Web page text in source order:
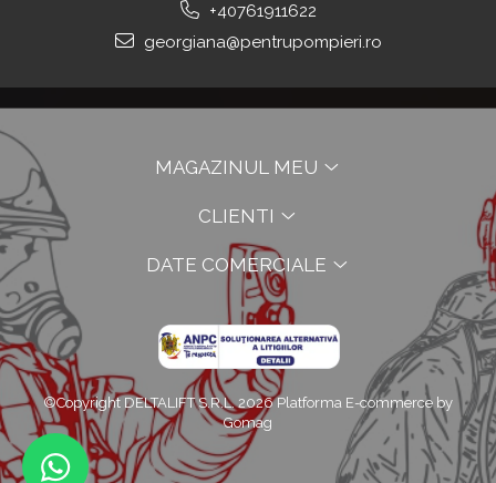
+40761911622
georgiana@pentrupompieri.ro
MAGAZINUL MEU
CLIENTI
DATE COMERCIALE
©Copyright DELTALIFT S.R.L. 2026Platforma E-commerce by
Gomag